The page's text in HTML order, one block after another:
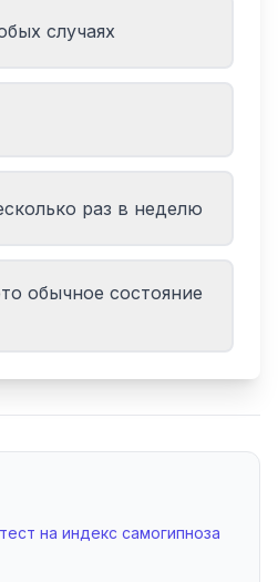
случаях
раз в неделю
обычное состояние
на индекс самогипноза